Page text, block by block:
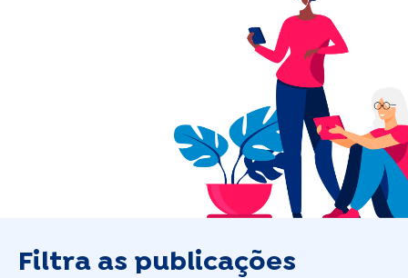
Filtra as publicações